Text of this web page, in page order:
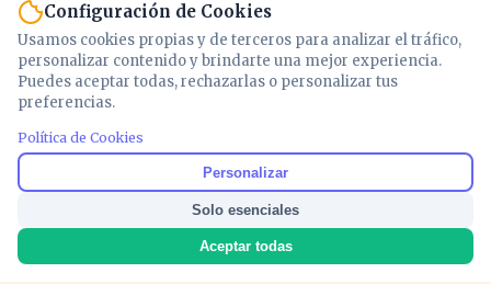
Noticias y análisis de economía, mercados,
inversión y política. Información actualizada
para entender lo que mueve tu dinero y tu
país.
Configuración de Cookies
Usamos cookies propias y de terceros para analizar el tráfico,
personalizar contenido y brindarte una mejor experiencia.
Puedes aceptar todas, rechazarlas o personalizar tus
preferencias.
Política de Cookies
Personalizar
Solo esenciales
Aceptar todas